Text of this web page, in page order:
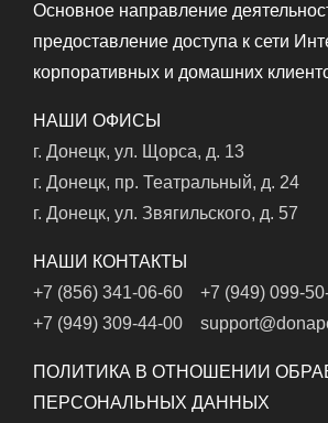
Основное направление
предоставление доступа к сети
корпоративных и домашних
НАШИ ОФИСЫ
г. Донецк, ул. Щорса, д. 13
г. Донецк, пр. Театральный, д. 24
г. Донецк, ул. Звягильского, д. 57
НАШИ КОНТАКТЫ
+7 (856) 341-06-60
+7 (949) 099-
+7 (949) 309-44-00
ПОЛИТИКА В ОТНОШЕНИИ
ПЕРСОНАЛЬНЫХ ДАННЫХ